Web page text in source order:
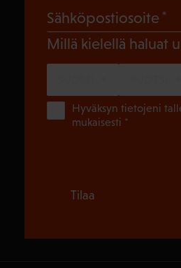
Sähköpostiosoite
Millä kielellä haluat
Hyväksyn tietojeni
mukaisesti *
Tilaa